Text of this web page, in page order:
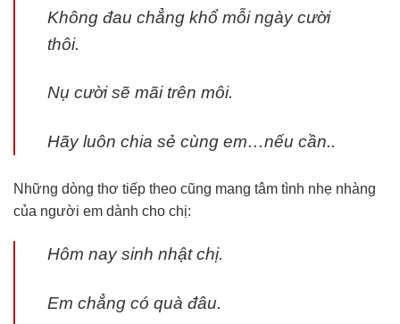
Không đau chẳng khổ mỗi ngày cười
thôi.
Nụ cười sẽ mãi trên môi.
Hãy luôn chia sẻ cùng em…nếu cần..
Những dòng thơ tiếp theo cũng mang tâm tình nhẹ nhàng
của người em dành cho chị:
Hôm nay sinh nhật chị.
Em chẳng có quà đâu.